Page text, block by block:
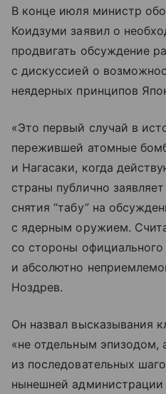
В конце июля министр
Коидзуми заявил о
продвигать обсуждение
с дискуссией о
неядерных принципов
«Это первый случай в
пережившей атомные
и Нагасаки, когда
страны публично
снятия “табу” на
с ядерным оружием.
со стороны
и абсолютно
Ноздрев.
Он назвал высказывания
«не отдельным эпизодом,
из последовательных
нынешней администрации